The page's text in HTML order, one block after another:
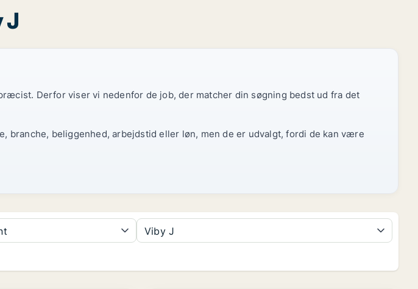
J
Derfor viser vi nedenfor de job, der matcher din søgning bedst ud fra det
branche, beliggenhed, arbejdstid eller løn, men de er udvalgt, fordi de kan være
Viby J